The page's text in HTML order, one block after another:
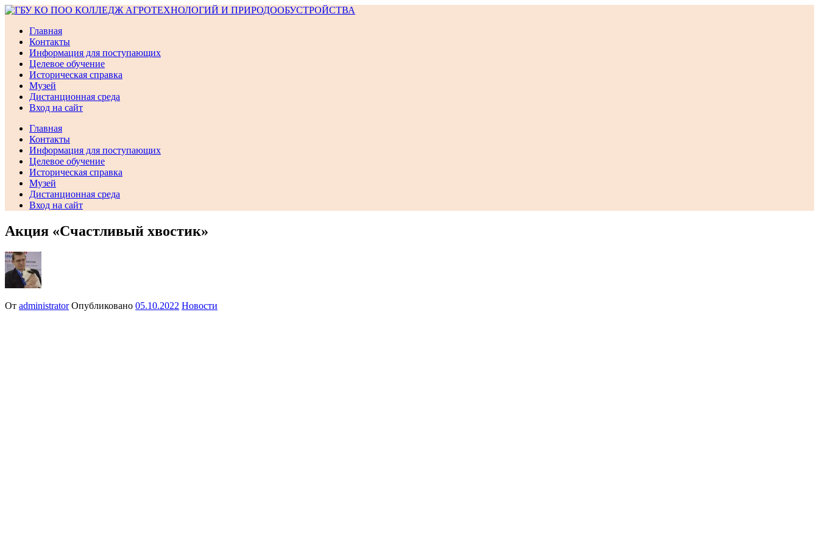
Перейти
содержимому
Главная
Контакты
Информация для поступающих
Целевое обучение
Историческая справка
Музей
Дистанционная среда
Вход на сайт
Главная
Контакты
Информация для поступающих
Целевое обучение
Историческая справка
Музей
Дистанционная среда
Вход на сайт
Акция «Счастливый хвостик»
От administrator Опубликовано 05.10.2022 Новости